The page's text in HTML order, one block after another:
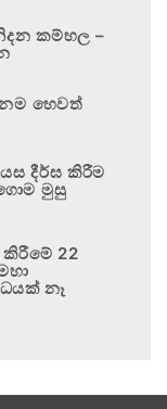
කම්හල –
හෙවත්
දීර්ඝ කිරීම
මුසු
22
නෑ